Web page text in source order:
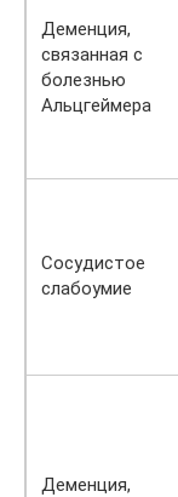
Деменция,
связанная с
болезнью
Альцгеймера
Сосудистое
слабоумие
Деменция,